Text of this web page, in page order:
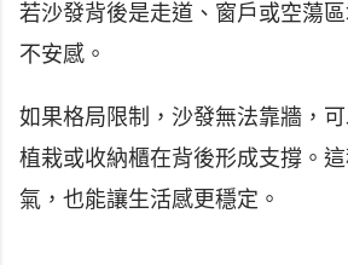
若沙發背後是走道、窗戶或空蕩
不安感。
如果格局限制，沙發無法靠牆，
植栽或收納櫃在背後形成支撐。
氣，也能讓生活感更穩定。